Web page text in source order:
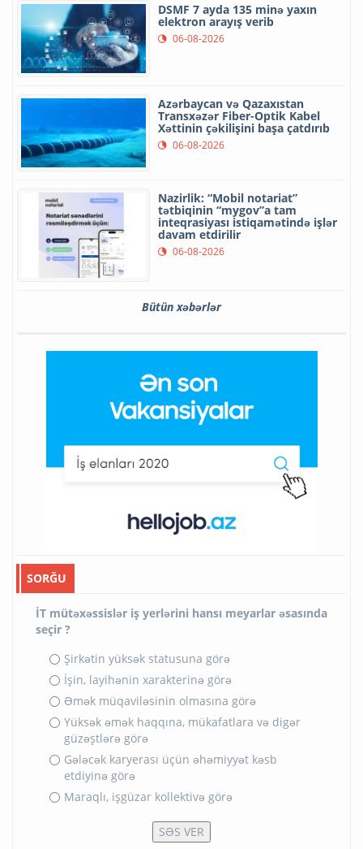
DSMF 7 ayda 135 minə yaxın
elektron arayış verib
06-08-2026
Azərbaycan və Qazaxıstan
Transxəzər Fiber-Optik Kabel
Xəttinin çəkilişini başa çatdırıb
06-08-2026
Nazirlik: “Mobil notariat”
tətbiqinin “mygov”a tam
inteqrasiyası istiqamətində işlər
davam etdirilir
06-08-2026
Bütün xəbərlər
SORĞU
İT mütəxəssislər iş yerlərini hansı meyarlar əsasında
seçir ?
Şirkətin yüksək statusuna görə
İşin, layihənin xarakterinə görə
Əmək müqaviləsinin olmasına görə
Yüksək əmək haqqına, mükafatlara və digər
güzəştlərə görə
Gələcək karyerası üçün əhəmiyyət kəsb
etdiyinə görə
Maraqlı, işgüzar kollektivə görə